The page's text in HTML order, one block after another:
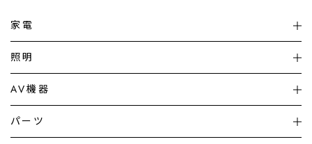
家電
加湿器・空気清浄機
暖房機 掃除機
照明
シーリングライト
デスクライト
AV機器
テレビ
パーツ